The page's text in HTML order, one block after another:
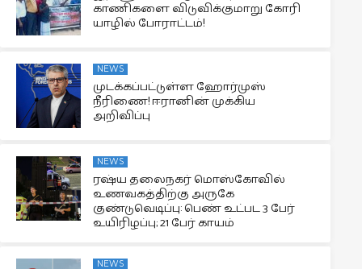
காணிகளை விடுவிக்குமாறு கோரி
யாழில் போராட்டம்!
NEWS
முடக்கப்பட்டுள்ள ஹோர்முஸ்
நீரிணை! ஈரானின் முக்கிய
அறிவிப்பு
NEWS
ரஷ்ய தலைநகர் மொஸ்கோவில்
உணவகத்திற்கு அருகே
குண்டுவெடிப்பு: பெண் உட்பட 3 பேர்
உயிரிழப்பு; 21 பேர் காயம்
NEWS